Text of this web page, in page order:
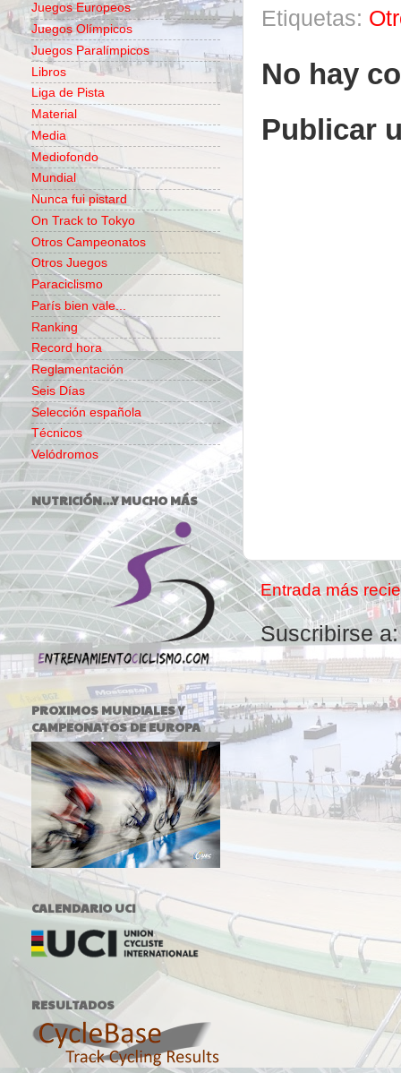
Etiquetas:
No hay
Publicar
Entrada más
Suscribirse
Juegos Europeos
Juegos Olímpicos
Juegos Paralímpicos
Libros
Liga de Pista
Material
Media
Mediofondo
Mundial
Nunca fui pistard
On Track to Tokyo
Otros Campeonatos
Otros Juegos
Paraciclismo
París bien vale...
Ranking
Record hora
Reglamentación
Seis Días
Selección española
Técnicos
Velódromos
NUTRICIÓN...Y MUCHO MÁS
PROXIMOS MUNDIALES Y
CAMPEONATOS DE EUROPA
CALENDARIO UCI
RESULTADOS